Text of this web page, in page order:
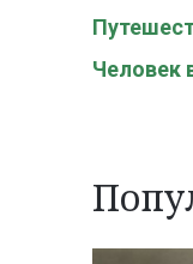
Человек